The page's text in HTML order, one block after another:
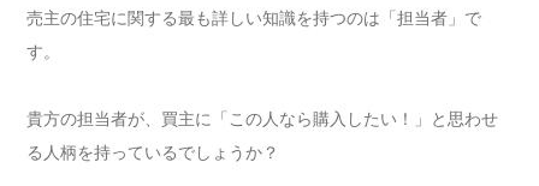
売主の住宅に関する最も詳しい知識を持つのは「担当者」で
す。
貴方の担当者が、買主に「この人なら購入したい！」と思わせ
る人柄を持っているでしょうか？